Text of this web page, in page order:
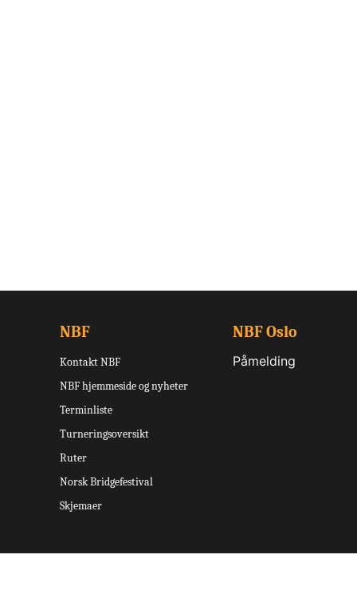
NBF
Kontakt NBF
NBF hjemmeside og nyheter
Terminliste
Turneringsoversikt
Ruter
Norsk Bridgefestival
Skjemaer
NBF Oslo
Påmelding